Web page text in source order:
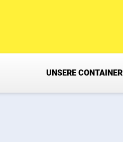
UNSERE CONTAINER